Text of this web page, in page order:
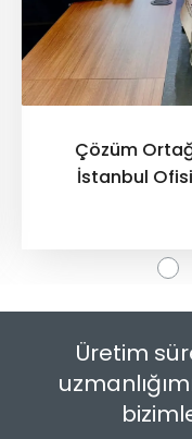
Çözüm
İstanbul
Üretim